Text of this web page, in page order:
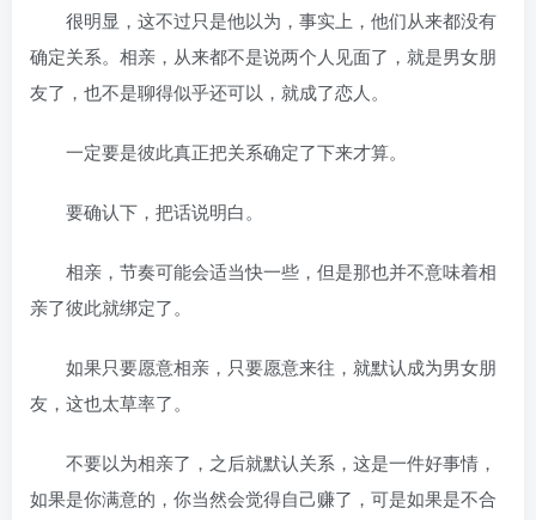
很明显，这不过只是他以为，事实上，他们从来都没有
确定关系。相亲，从来都不是说两个人见面了，就是男女朋
友了，也不是聊得似乎还可以，就成了恋人。
一定要是彼此真正把关系确定了下来才算。
要确认下，把话说明白。
相亲，节奏可能会适当快一些，但是那也并不意味着相
亲了彼此就绑定了。
如果只要愿意相亲，只要愿意来往，就默认成为男女朋
友，这也太草率了。
不要以为相亲了，之后就默认关系，这是一件好事情，
如果是你满意的，你当然会觉得自己赚了，可是如果是不合